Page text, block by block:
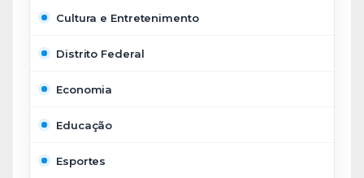
Cultura e Entretenimento
Distrito Federal
Economia
Educação
Esportes